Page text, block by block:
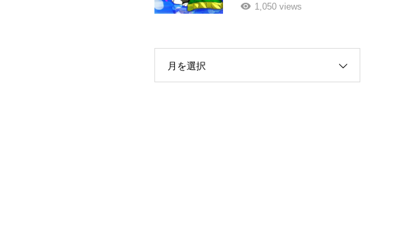
1,050 views
月を選択